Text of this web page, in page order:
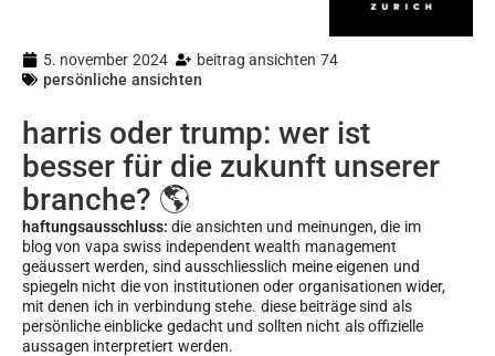
5. november 2024
beitrag ansichten 74
persönliche ansichten
harris oder trump: wer ist
besser für die zukunft unserer
branche? 🌎
haftungsausschluss: die ansichten und meinungen, die im
blog von vapa swiss independent wealth management
geäussert werden, sind ausschliesslich meine eigenen und
spiegeln nicht die von institutionen oder organisationen wider,
mit denen ich in verbindung stehe. diese beiträge sind als
persönliche einblicke gedacht und sollten nicht als offizielle
aussagen interpretiert werden.